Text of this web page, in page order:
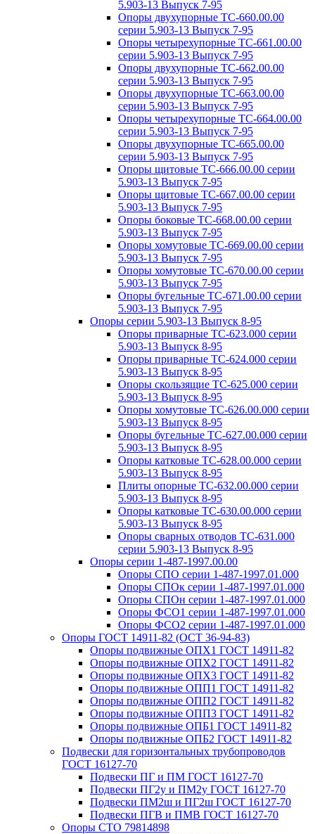
5.903-13 Выпуск 7-95
Опоры двухупорные ТС-660.00.00
серии 5.903-13 Выпуск 7-95
Опоры четырехупорные ТС-661.00.00
серии 5.903-13 Выпуск 7-95
Опоры двухупорные ТС-662.00.00
серии 5.903-13 Выпуск 7-95
Опоры двухупорные ТС-663.00.00
серии 5.903-13 Выпуск 7-95
Опоры четырехупорные ТС-664.00.00
серии 5.903-13 Выпуск 7-95
Опоры двухупорные ТС-665.00.00
серии 5.903-13 Выпуск 7-95
Опоры щитовые ТС-666.00.00 серии
5.903-13 Выпуск 7-95
Опоры щитовые ТС-667.00.00 серии
5.903-13 Выпуск 7-95
Опоры боковые ТС-668.00.00 серии
5.903-13 Выпуск 7-95
Опоры хомутовые ТС-669.00.00 серии
5.903-13 Выпуск 7-95
Опоры хомутовые ТС-670.00.00 серии
5.903-13 Выпуск 7-95
Опоры бугельные ТС-671.00.00 серии
5.903-13 Выпуск 7-95
Опоры серии 5.903-13 Выпуск 8-95
Опоры приварные ТС-623.000 серии
5.903-13 Выпуск 8-95
Опоры приварные ТС-624.000 серии
5.903-13 Выпуск 8-95
Опоры скользящие ТС-625.000 серии
5.903-13 Выпуск 8-95
Опоры хомутовые ТС-626.00.000 серии
5.903-13 Выпуск 8-95
Опоры бугельные ТС-627.00.000 серии
5.903-13 Выпуск 8-95
Опоры катковые ТС-628.00.000 серии
5.903-13 Выпуск 8-95
Плиты опорные ТС-632.00.000 серии
5.903-13 Выпуск 8-95
Опоры катковые ТС-630.00.000 серии
5.903-13 Выпуск 8-95
Опоры сварных отводов ТС-631.000
серии 5.903-13 Выпуск 8-95
Опоры серии 1-487-1997.00.00
Опоры СПО серии 1-487-1997.01.000
Опоры СПОк серии 1-487-1997.01.000
Опоры СПОн серии 1-487-1997.01.000
Опоры ФСО1 серии 1-487-1997.01.000
Опоры ФСО2 серии 1-487-1997.01.000
Опоры ГОСТ 14911-82 (ОСТ 36-94-83)
Опоры подвижные ОПХ1 ГОСТ 14911-82
Опоры подвижные ОПХ2 ГОСТ 14911-82
Опоры подвижные ОПХ3 ГОСТ 14911-82
Опоры подвижные ОПП1 ГОСТ 14911-82
Опоры подвижные ОПП2 ГОСТ 14911-82
Опоры подвижные ОПП3 ГОСТ 14911-82
Опоры подвижные ОПБ1 ГОСТ 14911-82
Опоры подвижные ОПБ2 ГОСТ 14911-82
Подвески для горизонтальных трубопроводов
ГОСТ 16127-70
Подвески ПГ и ПМ ГОСТ 16127-70
Подвески ПГ2у и ПМ2у ГОСТ 16127-70
Подвески ПМ2ш и ПГ2ш ГОСТ 16127-70
Подвески ПГВ и ПМВ ГОСТ 16127-70
Опоры СТО 79814898